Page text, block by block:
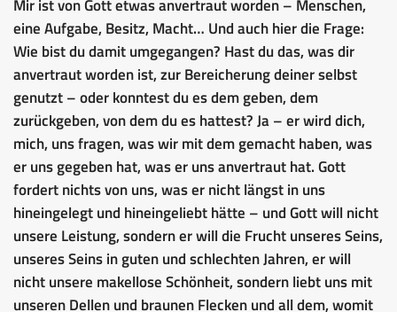
Mir ist von Gott etwas anvertraut worden – Menschen,
eine Aufgabe, Besitz, Macht… Und auch hier die Frage:
Wie bist du damit umgegangen? Hast du das, was dir
anvertraut worden ist, zur Bereicherung deiner selbst
genutzt – oder konntest du es dem geben, dem
zurückgeben, von dem du es hattest? Ja – er wird dich,
mich, uns fragen, was wir mit dem gemacht haben, was
er uns gegeben hat, was er uns anvertraut hat. Gott
fordert nichts von uns, was er nicht längst in uns
hineingelegt und hineingeliebt hätte – und Gott will nicht
unsere Leistung, sondern er will die Frucht unseres Seins,
unseres Seins in guten und schlechten Jahren, er will
nicht unsere makellose Schönheit, sondern liebt uns mit
unseren Dellen und braunen Flecken und all dem, womit